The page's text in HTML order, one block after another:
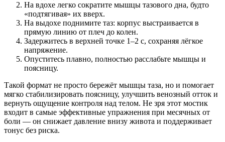
На вдохе легко сократите мышцы тазового дна, будто
«подтягивая» их вверх.
На выдохе поднимите таз: корпус выстраивается в
прямую линию от плеч до колен.
Задержитесь в верхней точке 1–2 с, сохраняя лёгкое
напряжение.
Опуститесь плавно, полностью расслабьте мышцы и
поясницу.
Такой формат не просто бережёт мышцы таза, но и помогает
мягко стабилизировать поясницу, улучшить венозный отток и
вернуть ощущение контроля над телом. Не зря этот мостик
входит в самые эффективные упражнения при месячных от
боли — он снижает давление внизу живота и поддерживает
тонус без риска.